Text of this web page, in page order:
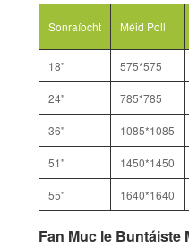
Sonraíocht Méid Poll
18" 575*575
24" 785*785
36" 1085*1085
51" 1450*1450
55" 1640*1640
Fan Muc le Buntáiste